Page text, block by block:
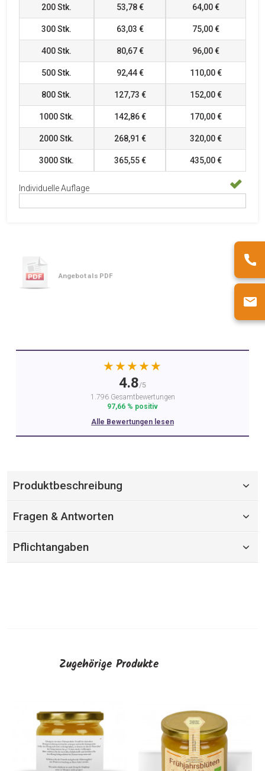
200Stk. 53,78 € 64,00 €
300Stk. 63,03 € 75,00 €
400Stk. 80,67 € 96,00 €
500Stk. 92,44 € 110,00 €
800Stk. 127,73 € 152,00 €
1000Stk. 142,86 € 170,00 €
2000Stk. 268,91 € 320,00 €
3000Stk. 365,55 € 435,00 €
Individuelle Auflage
Angebot als PDF
★★★★★
4.8/5
1.796 Gesamtbewertungen
97,66 % positiv
Alle Bewertungen lesen
Produktbeschreibung
Fragen & Antworten
Pflichtangaben
Zugehörige Produkte